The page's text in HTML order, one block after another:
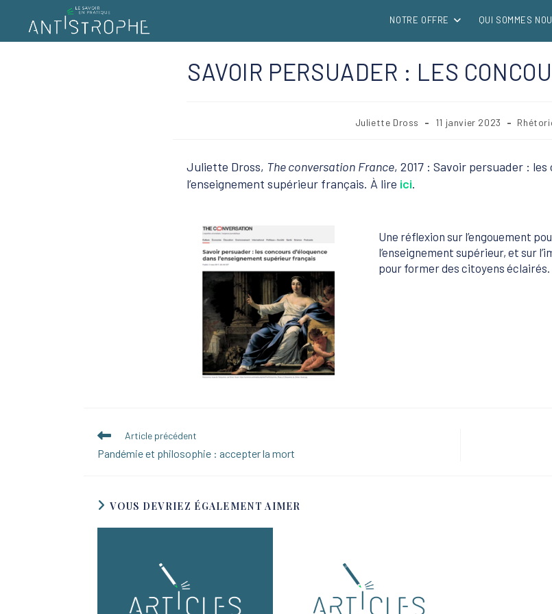
NOTRE OFFRE QUI SOMMES
SAVOIR PERSUADER : LES
Auteur/autrice
publication :
Juliette Dross
Publication
11 janvier 2023
Post
Juliette Dross, The conversation France, 2017 : Savoir persuader :
l’enseignement supérieur français. À lire ici.
Une réflexion sur l’engouement
l’enseignement supérieur, et sur
pour former des citoyens éclairés.
READ
MORE
ARTICLES
Article précédent
Pandémie et philosophie : accepter la mort
VOUS DEVRIEZ ÉGALEMENT AIMER